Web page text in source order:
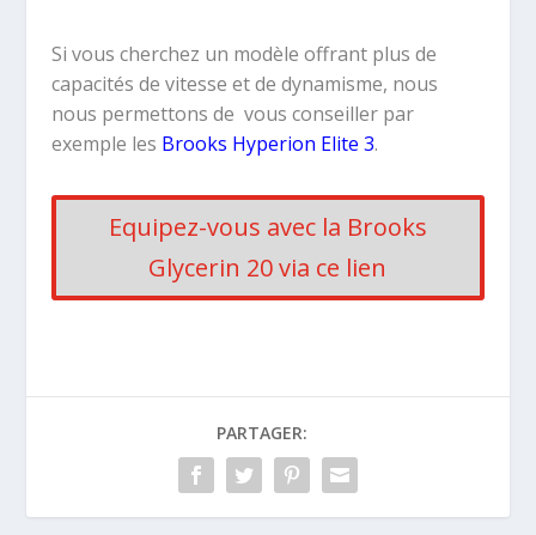
Si vous cherchez un modèle offrant plus de
capacités de vitesse et de dynamisme, nous
nous permettons de vous conseiller par
exemple les Brooks Hyperion Elite 3.
Equipez-vous avec la Brooks
Glycerin 20 via ce lien
PARTAGER: